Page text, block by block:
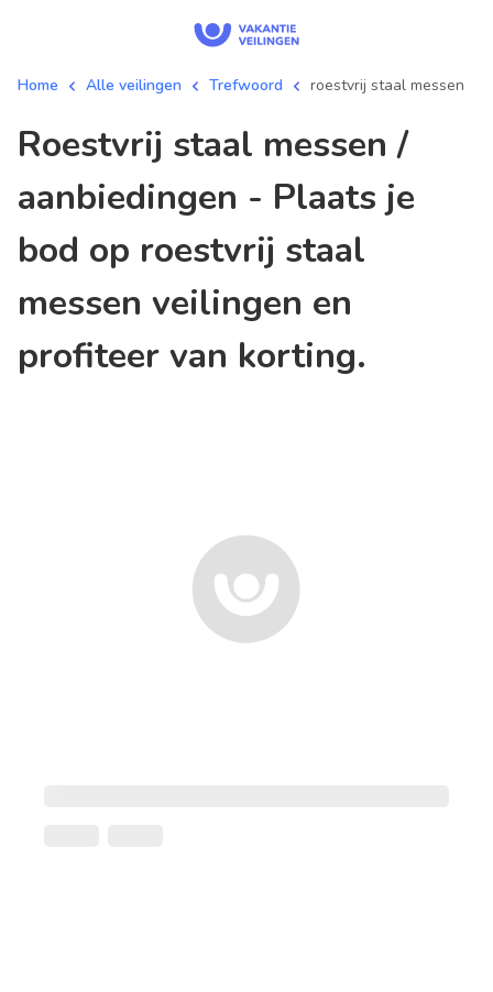
Home Alle veilingen Trefwoord roestvrij staal messen
roestvrij staal messen /
aanbiedingen - Plaats je
bod op roestvrij staal
messen veilingen en
profiteer van korting.